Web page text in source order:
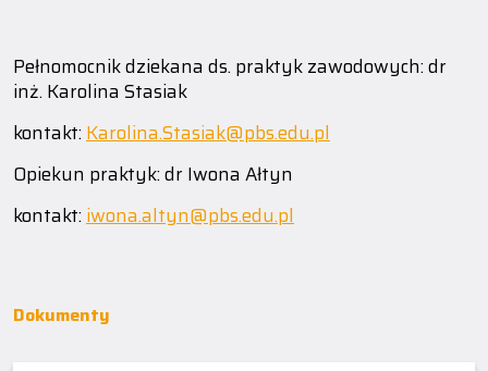
Pełnomocnik dziekana ds. praktyk zawodowych: dr
inż. Karolina Stasiak
kontakt:Karolina.Stasiak@pbs.edu.pl
Opiekun praktyk: dr Iwona Ałtyn
kontakt:iwona.altyn@pbs.edu.pl
Dokumenty